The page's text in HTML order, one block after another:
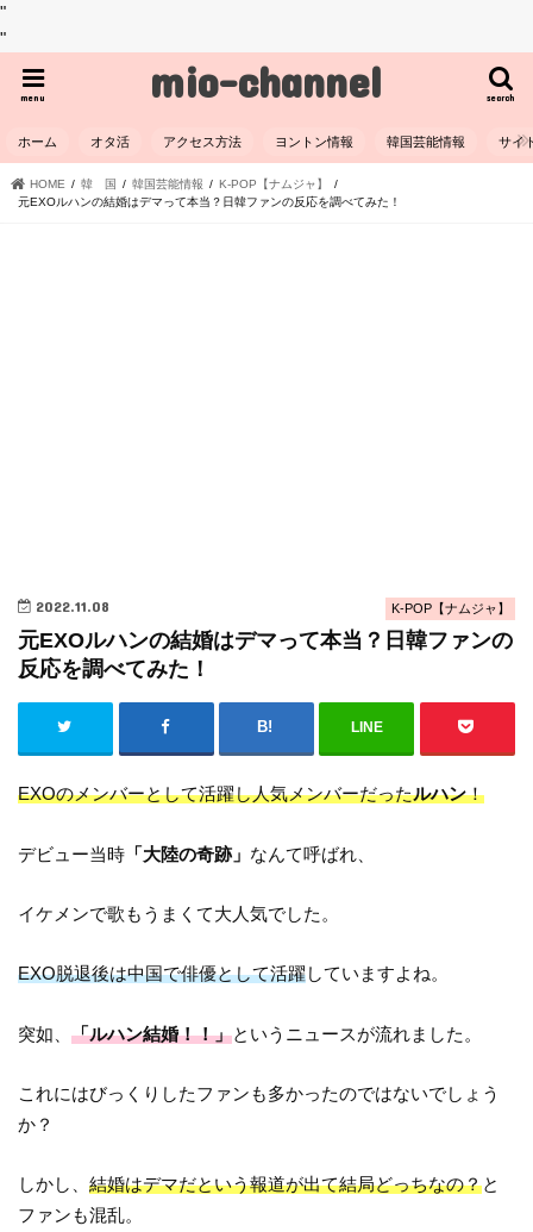
"
"
mio-channel search
menu
ホーム オタ活 アクセス方法 ヨントン情報 韓国芸能情報 サイ
HOME 韓 国 韓国芸能情報
K-POP【ナムジャ】
元EXOルハンの結婚はデマって本当？日韓ファンの反応を調べてみた！
K-POP【ナムジャ】
2022.11.08
元EXOルハンの結婚はデマって本当？日韓ファンの
反応を調べてみた！
LINE
EXOのメンバーとして活躍し人気メンバーだったルハン！
デビュー当時 「大陸の奇跡」 なんて呼ばれ、
イケメンで歌もうまくて大人気でした。
EXO脱退後は中国で俳優として活躍していますよね。
突如、「ルハン結婚！！」というニュースが流れました。
これにはびっくりしたファンも多かったのではないでしょう
か？
しかし、結婚はデマだという報道が出て結局どっちなの？と
ファンも混乱。